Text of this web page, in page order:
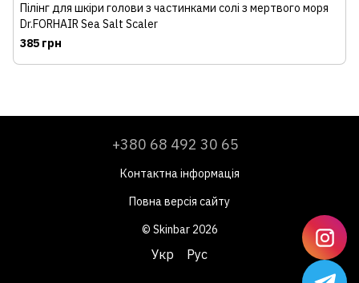
Пілінг для шкіри голови з частинками солі з мертвого моря
Dr.FORHAIR Sea Salt Scaler
385 грн
+380 68 492 30 65
Контактна інформація
Повна версія сайту
© Skinbar 2026
Укр Рус